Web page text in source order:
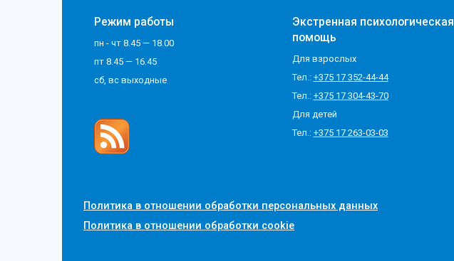
Режим работы
пн - чт 8.45 — 18.00
пт 8.45 — 16.45
сб, вс выходные
Экстренная психологическая
помощь
Для взрослых
Тел.: +375 17 352-44-44
Тел.: +375 17 304-43-70
Для детей
Тел.: +375 17 263-03-03
Политика в отношении обработки персональных данных
Политика в отношении обработки cookie